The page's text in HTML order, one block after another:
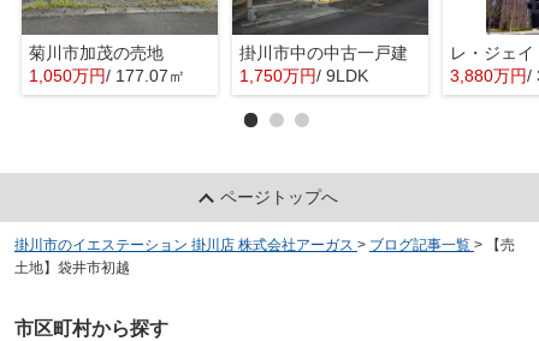
菊川市加茂の売地
1,050万円/ 177.07㎡
掛川市中の中古一戸建
1,750万円/ 9LDK
レ・ジェ
3,880万円/
ページトップへ
掛川市のイエステーション 掛川店 株式会社アーガス > ブログ記事一覧 >
【売
土地】袋井市初越
市区町村から探す